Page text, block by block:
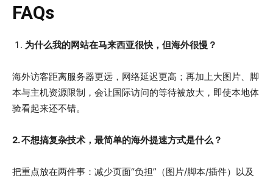
FAQs
为什么我的网站在马来西亚很快，但海外很慢？
海外访客距离服务器更远，网络延迟更高；再加上大图片、脚
本与主机资源限制，会让国际访问的等待被放大，即使本地体
验看起来还不错。
2. 不想搞复杂技术，最简单的海外提速方式是什么？
把重点放在两件事：减少页面“负担”（图片/脚本/插件）以及